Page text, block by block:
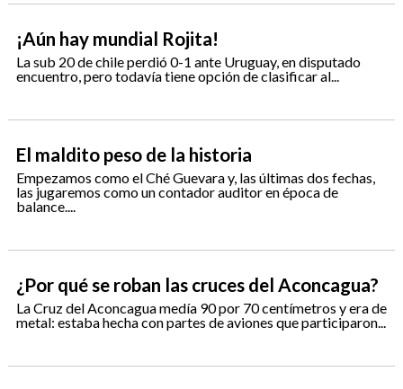
¡Aún hay mundial Rojita!
La sub 20 de chile perdió 0-1 ante Uruguay, en disputado
encuentro, pero todavía tiene opción de clasificar al...
El maldito peso de la historia
Empezamos como el Ché Guevara y, las últimas dos fechas,
las jugaremos como un contador auditor en época de
balance....
¿Por qué se roban las cruces del Aconcagua?
La Cruz del Aconcagua medía 90 por 70 centímetros y era de
metal: estaba hecha con partes de aviones que participaron...